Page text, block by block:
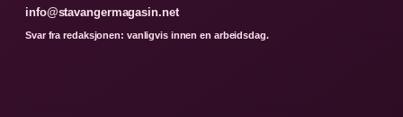
info@stavangermagasin.net
Svar fra redaksjonen: vanligvis innen en arbeidsdag.